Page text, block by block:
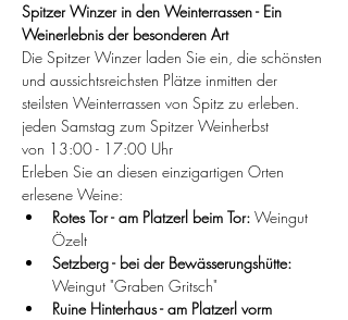
Spitzer Winzer in den Weinterrassen - Ein
Weinerlebnis der besonderen Art
Die Spitzer Winzer laden Sie ein, die schönsten
und aussichtsreichsten Plätze inmitten der
steilsten Weinterrassen von Spitz zu erleben.
jeden Samstag zum Spitzer Weinherbst
von 13:00 - 17:00 Uhr
Erleben Sie an diesen einzigartigen Orten
erlesene Weine:
Rotes Tor - am Platzerl beim Tor: Weingut
Özelt
Setzberg - bei der Bewässerungshütte:
Weingut "Graben Gritsch"
Ruine Hinterhaus - am Platzerl vorm